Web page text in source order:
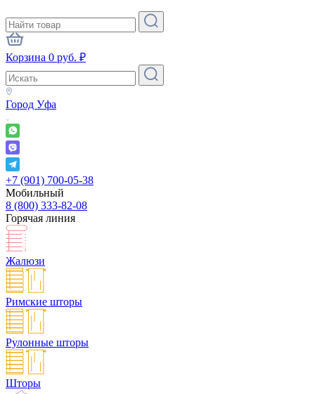
Корзина 0 руб. ₽
Город Уфа
+7 (901) 700-05-38
Мобильный
8 (800) 333-82-08
Горячая линия
Жалюзи
Римские шторы
Рулонные шторы
Шторы